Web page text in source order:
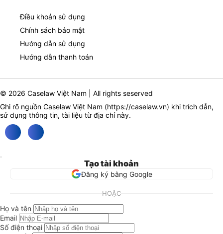
Điều khoản sử dụng
Chính sách bảo mật
Hướng dẫn sử dụng
Hướng dẫn thanh toán
© 2026 Caselaw Việt Nam | All rights seserved
Ghi rõ nguồn Caselaw Việt Nam (https://caselaw.vn) khi trích dẫn,
sử dụng thông tin, tài liệu từ địa chỉ này.
Tạo tài khoản
Đăng ký bằng Google
HOẶC
Họ và tên
Email
Số điện thoại